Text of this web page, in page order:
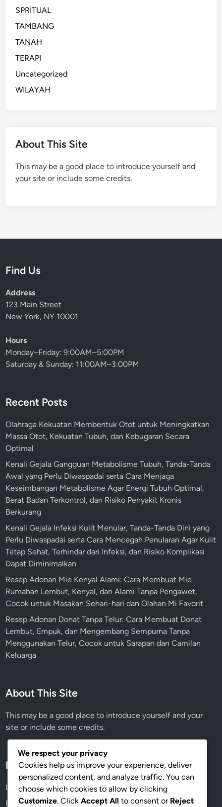
SPRITUAL
TAMBANG
TANAH
TERAPI
Uncategorized
WILAYAH
About This Site
This may be a good place to introduce yourself and
your site or include some credits.
Find Us
Address
123 Main Street
New York, NY 10001
Hours
Monday–Friday: 9:00AM–5:00PM
Saturday & Sunday: 11:00AM–3:00PM
Recent Posts
Olahraga Kekuatan Membentuk Otot untuk Meningkatkan
Massa Otot, Kekuatan Tubuh, dan Kebugaran Secara
Optimal
Kenali Gejala Gangguan Metabolisme Tubuh, Tanda-Tanda
Awal yang Perlu Diwaspadai serta Cara Menjaga
Keseimbangan Metabolisme Agar Energi Tubuh Optimal,
Berat Badan Terkontrol, dan Risiko Penyakit Kronis
Berkurang
Kenali Gejala Infeksi Kulit Menular, Tanda-Tanda Dini yang
Perlu Diwaspadai serta Cara Mencegah Penularan Agar Kulit
Tetap Sehat, Terhindar dari Infeksi, dan Risiko Komplikasi
Dapat Diminimalkan
Resep Adonan Mie Kenyal Alami: Cara Membuat Mie
Rumahan Lembut, Kenyal, dan Alami Tanpa Pengawet,
Cocok untuk Masakan Sehari-hari dan Olahan Mi Favorit
Resep Adonan Donat Tanpa Telur: Cara Membuat Donat
Lembut, Empuk, dan Mengembang Sempurna Tanpa
Menggunakan Telur, Cocok untuk Sarapan dan Camilan
Keluarga
About This Site
This may be a good place to introduce yourself and your
site or include some credits.
Meta
Log in
Entries feed
We respect your privacy
Cookies help us improve your experience, deliver
personalized content, and analyze traffic. You can
choose which cookies to allow by clicking
Customize. Click Accept All to consent or Reject